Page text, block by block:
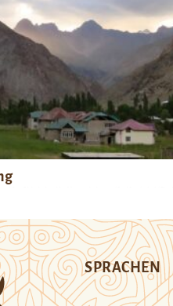
SPRACHEN